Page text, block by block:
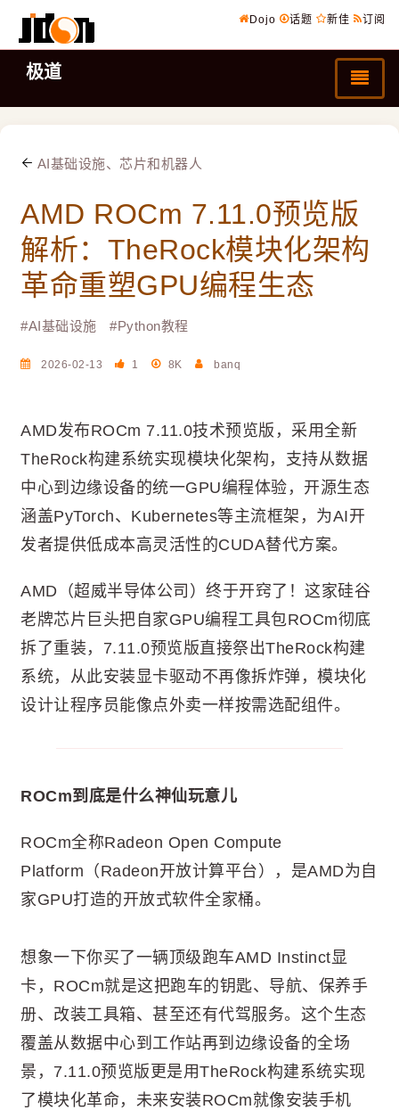
Dojo 话题 新佳 订阅
极道
AI基础设施、芯片和机器人
AMD ROCm 7.11.0预览版
解析：TheRock模块化架构
革命重塑GPU编程生态
#AI基础设施 #Python教程
2026-02-13 1 8K banq
AMD发布ROCm 7.11.0技术预览版，采用全新
TheRock构建系统实现模块化架构，支持从数据
中心到边缘设备的统一GPU编程体验，开源生态
涵盖PyTorch、Kubernetes等主流框架，为AI开
发者提供低成本高灵活性的CUDA替代方案。
AMD（超威半导体公司）终于开窍了！这家硅谷
老牌芯片巨头把自家GPU编程工具包ROCm彻底
拆了重装，7.11.0预览版直接祭出TheRock构建
系统，从此安装显卡驱动不再像拆炸弹，模块化
设计让程序员能像点外卖一样按需选配组件。
ROCm到底是什么神仙玩意儿
ROCm全称Radeon Open Compute
Platform（Radeon开放计算平台），是AMD为自
家GPU打造的开放式软件全家桶。
想象一下你买了一辆顶级跑车AMD Instinct显
卡，ROCm就是这把跑车的钥匙、导航、保养手
册、改装工具箱、甚至还有代驾服务。这个生态
覆盖从数据中心到工作站再到边缘设备的全场
景，7.11.0预览版更是用TheRock构建系统实现
了模块化革命，未来安装ROCm就像安装手机